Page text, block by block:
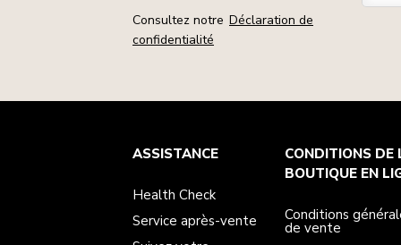
Consultez notre Déclaration de
confidentialité
Health Check
Service après-vente
FAQ
Conditions générales de vente
Expédition et livraison
Déclaration d’accessibilité
La marque
Notre histoire
Trouver une boutique
ASSISTANCE
Health Check
Service après-vente
CONDITIONS DE
BOUTIQUE EN
Conditions
de vente